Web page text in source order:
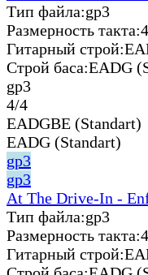
Тип файла:gp3
Размерность такта:
Гитарный строй:
Строй баса:EADG
gp3
4/4
EADGBE (Standart)
EADG (Standart)
gp3
gp3
At The Drive-In -
Тип файла:gp3
Размерность такта:
Гитарный строй: